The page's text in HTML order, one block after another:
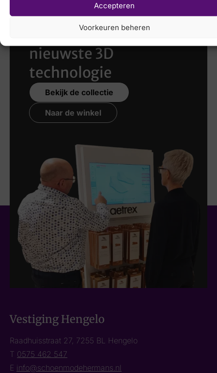
Accepteren
Voorkeuren beheren
Laat uw voeten
scannen met de
nieuwste 3D
technologie
Bekijk de collectie
Naar de winkel
Vestiging Hengelo
Raadhuisstraat 27, 7255 BL Hengelo
T 0575 462 547
E info@schoenmodehermans.nl